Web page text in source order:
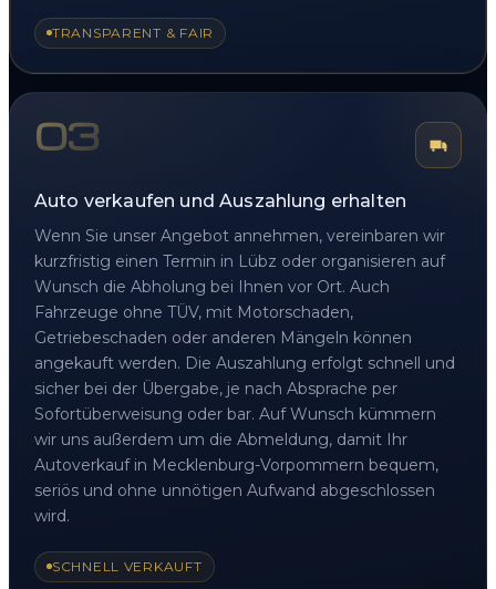
TRANSPARENT & FAIR
03
Auto verkaufen und Auszahlung erhalten
Wenn Sie unser Angebot annehmen, vereinbaren wir
kurzfristig einen Termin in Lübz oder organisieren auf
Wunsch die Abholung bei Ihnen vor Ort. Auch
Fahrzeuge ohne TÜV, mit Motorschaden,
Getriebeschaden oder anderen Mängeln können
angekauft werden. Die Auszahlung erfolgt schnell und
sicher bei der Übergabe, je nach Absprache per
Sofortüberweisung oder bar. Auf Wunsch kümmern
wir uns außerdem um die Abmeldung, damit Ihr
Autoverkauf in Mecklenburg-Vorpommern bequem,
seriös und ohne unnötigen Aufwand abgeschlossen
wird.
SCHNELL VERKAUFT